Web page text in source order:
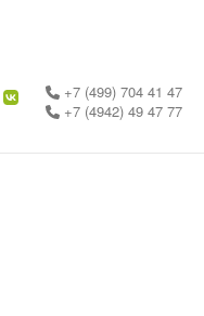
+7 (499) 704 41 47
+7 (4942) 49 47 77